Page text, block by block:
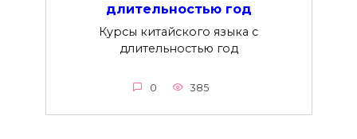
длительностью год
Курсы китайского языка с
длительностью год
0 385